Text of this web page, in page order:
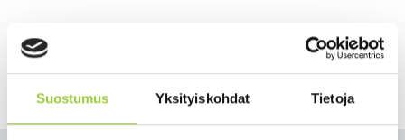
Suostumus Yksityiskohdat Tietoja